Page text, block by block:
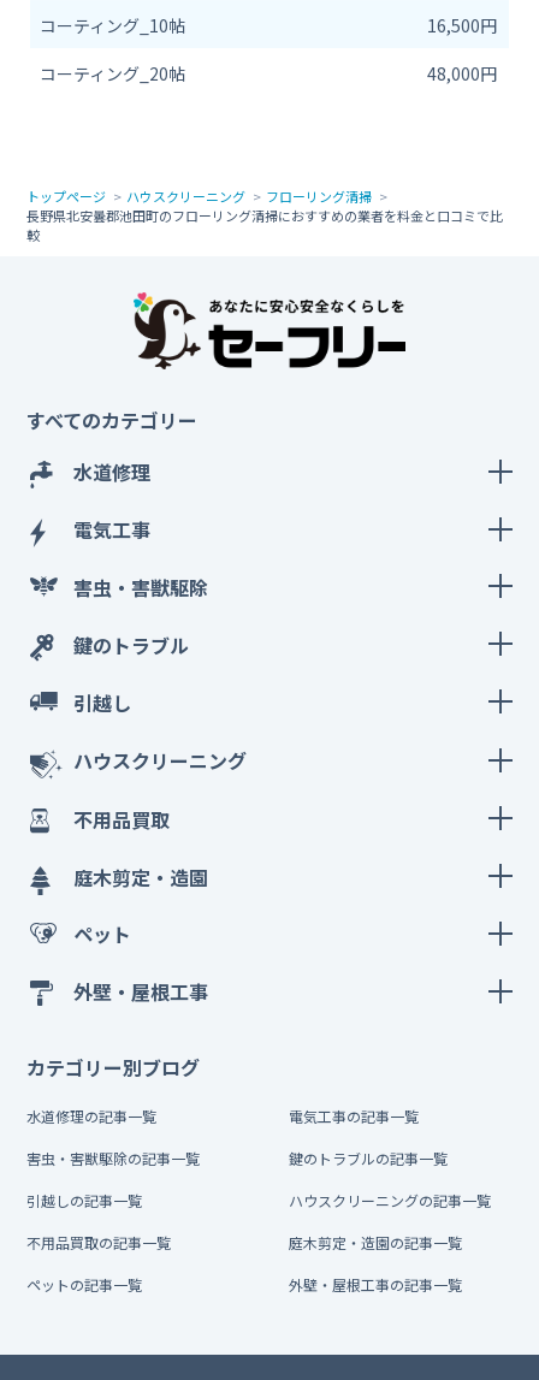
コーティング_10帖
16,500円
コーティング_20帖
48,000円
トップページ ハウスクリーニング
フローリング清掃
長野県北安曇郡池田町のフローリング清掃におすすめの業者を料金と口コミで比
較
すべてのカテゴリー
水道修理
電気工事
害虫・害獣駆除
鍵のトラブル
引越し
ハウスクリーニング
不用品買取
庭木剪定・造園
ペット
外壁・屋根工事
カテゴリー別ブログ
水道修理の記事一覧 電気工事の記事一覧
害虫・害獣駆除の記事一覧 鍵のトラブルの記事一覧
引越しの記事一覧 ハウスクリーニングの記事一覧
不用品買取の記事一覧 庭木剪定・造園の記事一覧
ペットの記事一覧 外壁・屋根工事の記事一覧